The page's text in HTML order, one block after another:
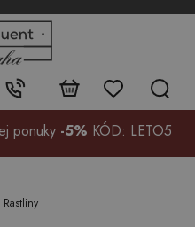
Kontakt:
+48
99
ponuky -5% KÓD: LETO5
Rastliny